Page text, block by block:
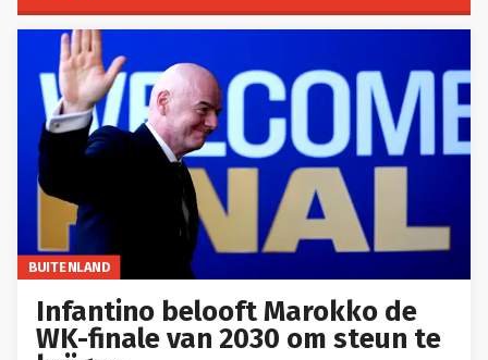
BUITENLAND
Infantino belooft Marokko de
WK-finale van 2030 om steun te